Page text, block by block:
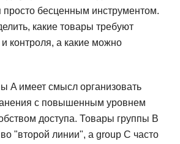
просто бесценным инструментом.
какие товары требуют
контроля, а какие можно
A имеет смысл организовать
с повышенным уровнем
доступа. Товары группы B
"второй линии", а group C часто